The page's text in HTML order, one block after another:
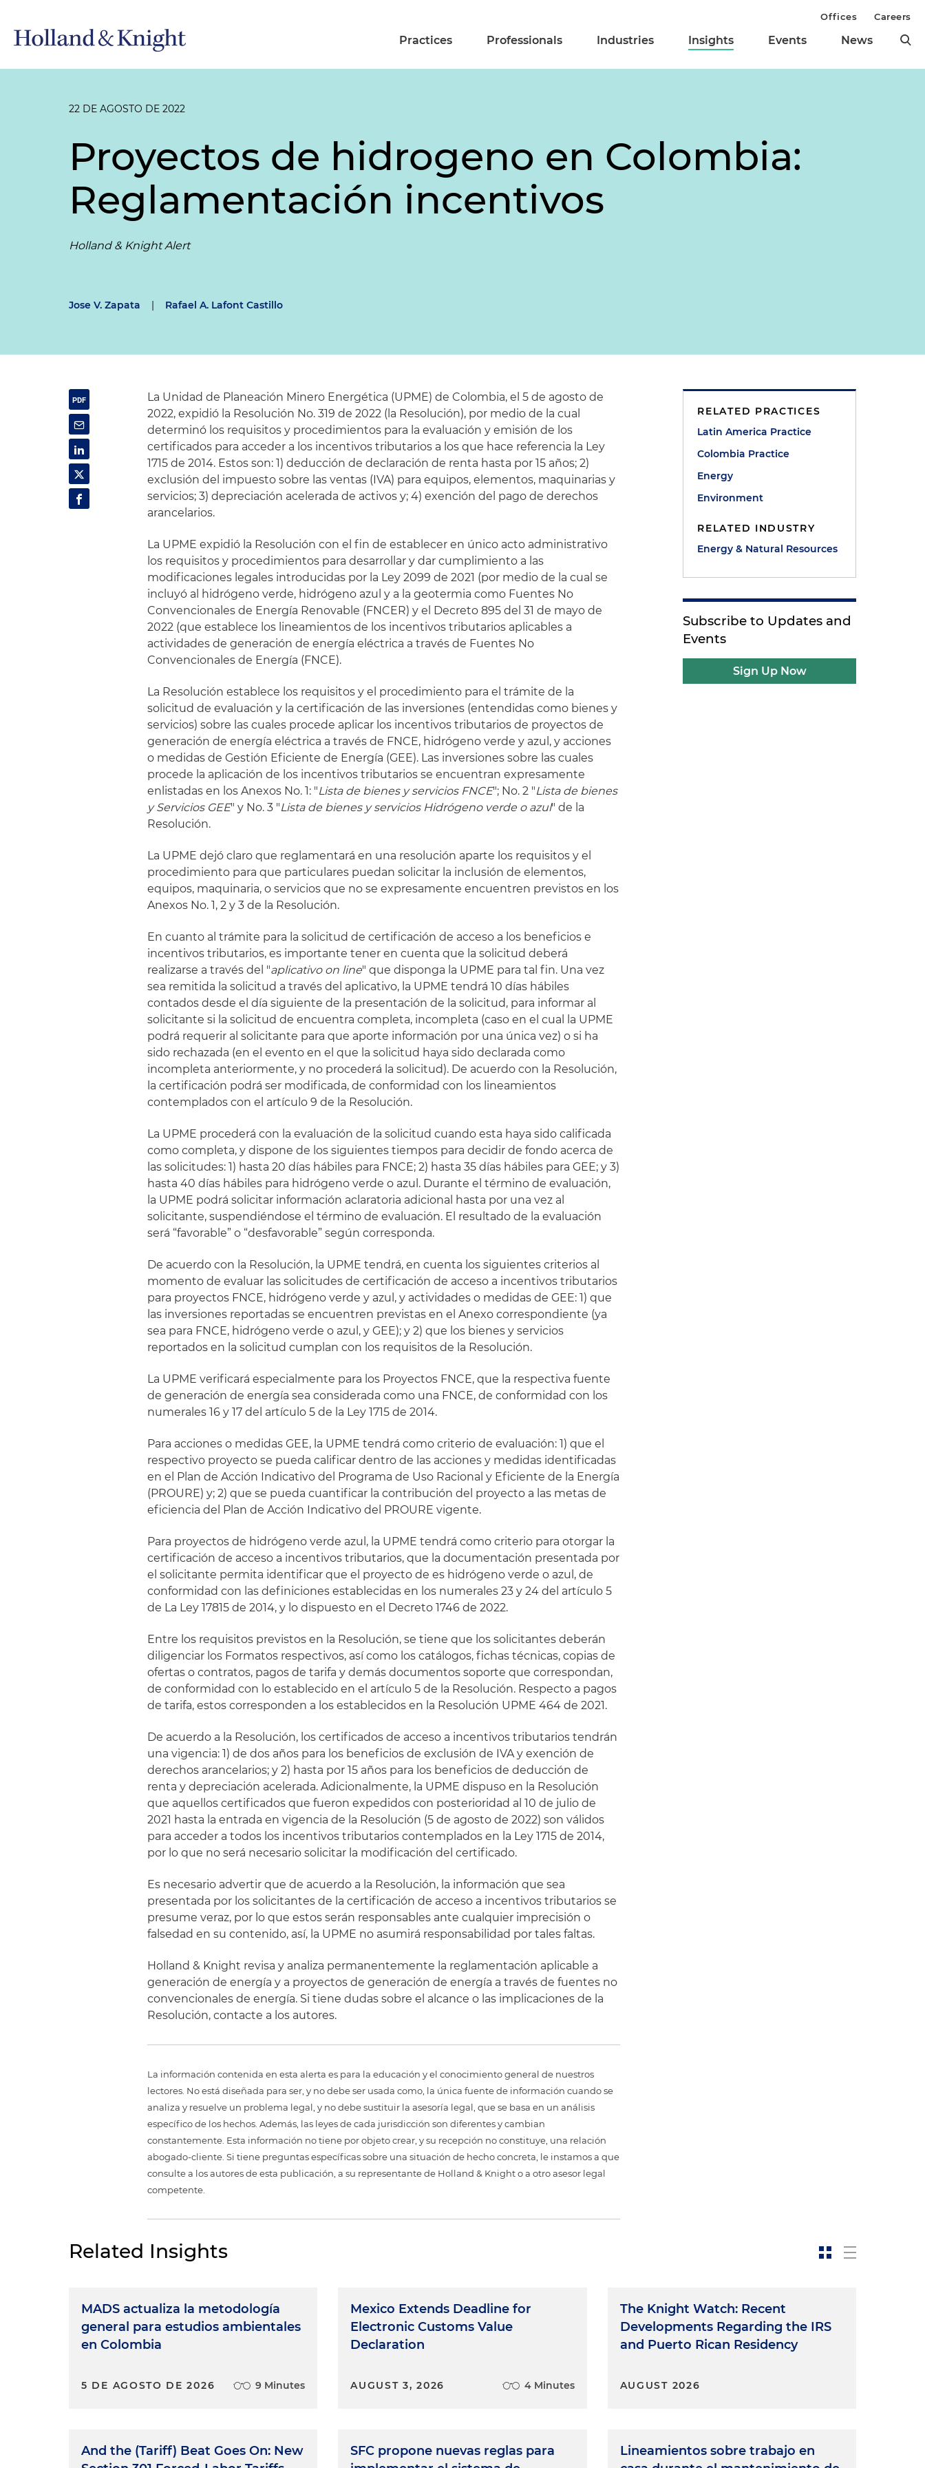
Practices Professionals Industries Insights Events News
Offices Careers
22 DE AGOSTO DE 2022
Proyectos de hidrogeno en Colombia:
Reglamentación incentivos
Holland & Knight Alert
Jose V. Zapata | Rafael A. Lafont Castillo
La Unidad de Planeación Minero Energética (UPME) de Colombia, el 5 de agosto de
2022, expidió la Resolución No. 319 de 2022 (la Resolución), por medio de la cual
determinó los requisitos y procedimientos para la evaluación y emisión de los
certificados para acceder a los incentivos tributarios a los que hace referencia la Ley
1715 de 2014. Estos son: 1) deducción de declaración de renta hasta por 15 años; 2)
exclusión del impuesto sobre las ventas (IVA) para equipos, elementos, maquinarias y
servicios; 3) depreciación acelerada de activos y; 4) exención del pago de derechos
arancelarios.
La UPME expidió la Resolución con el fin de establecer en único acto administrativo
los requisitos y procedimientos para desarrollar y dar cumplimiento a las
modificaciones legales introducidas por la Ley 2099 de 2021 (por medio de la cual se
incluyó al hidrógeno verde, hidrógeno azul y a la geotermia como Fuentes No
Convencionales de Energía Renovable (FNCER) y el Decreto 895 del 31 de mayo de
2022 (que establece los lineamientos de los incentivos tributarios aplicables a
actividades de generación de energía eléctrica a través de Fuentes No
Convencionales de Energía (FNCE).
La Resolución establece los requisitos y el procedimiento para el trámite de la
solicitud de evaluación y la certificación de las inversiones (entendidas como bienes y
servicios) sobre las cuales procede aplicar los incentivos tributarios de proyectos de
generación de energía eléctrica a través de FNCE, hidrógeno verde y azul, y acciones
o medidas de Gestión Eficiente de Energía (GEE). Las inversiones sobre las cuales
procede la aplicación de los incentivos tributarios se encuentran expresamente
enlistadas en los Anexos No. 1: "Lista de bienes y servicios FNCE"; No. 2 "Lista de bienes
y Servicios GEE" y No. 3 "Lista de bienes y servicios Hidrógeno verde o azul" de la
Resolución.
La UPME dejó claro que reglamentará en una resolución aparte los requisitos y el
procedimiento para que particulares puedan solicitar la inclusión de elementos,
equipos, maquinaria, o servicios que no se expresamente encuentren previstos en los
Anexos No. 1, 2 y 3 de la Resolución.
En cuanto al trámite para la solicitud de certificación de acceso a los beneficios e
incentivos tributarios, es importante tener en cuenta que la solicitud deberá
realizarse a través del "aplicativo on line" que disponga la UPME para tal fin. Una vez
sea remitida la solicitud a través del aplicativo, la UPME tendrá 10 días hábiles
contados desde el día siguiente de la presentación de la solicitud, para informar al
solicitante si la solicitud de encuentra completa, incompleta (caso en el cual la UPME
podrá requerir al solicitante para que aporte información por una única vez) o si ha
sido rechazada (en el evento en el que la solicitud haya sido declarada como
incompleta anteriormente, y no procederá la solicitud). De acuerdo con la Resolución,
la certificación podrá ser modificada, de conformidad con los lineamientos
contemplados con el artículo 9 de la Resolución.
La UPME procederá con la evaluación de la solicitud cuando esta haya sido calificada
como completa, y dispone de los siguientes tiempos para decidir de fondo acerca de
las solicitudes: 1) hasta 20 días hábiles para FNCE; 2) hasta 35 días hábiles para GEE; y 3)
hasta 40 días hábiles para hidrógeno verde o azul. Durante el término de evaluación,
la UPME podrá solicitar información aclaratoria adicional hasta por una vez al
solicitante, suspendiéndose el término de evaluación. El resultado de la evaluación
será “favorable” o “desfavorable” según corresponda.
De acuerdo con la Resolución, la UPME tendrá, en cuenta los siguientes criterios al
momento de evaluar las solicitudes de certificación de acceso a incentivos tributarios
para proyectos FNCE, hidrógeno verde y azul, y actividades o medidas de GEE: 1) que
las inversiones reportadas se encuentren previstas en el Anexo correspondiente (ya
sea para FNCE, hidrógeno verde o azul, y GEE); y 2) que los bienes y servicios
reportados en la solicitud cumplan con los requisitos de la Resolución.
La UPME verificará especialmente para los Proyectos FNCE, que la respectiva fuente
de generación de energía sea considerada como una FNCE, de conformidad con los
numerales 16 y 17 del artículo 5 de la Ley 1715 de 2014.
Para acciones o medidas GEE, la UPME tendrá como criterio de evaluación: 1) que el
respectivo proyecto se pueda calificar dentro de las acciones y medidas identificadas
en el Plan de Acción Indicativo del Programa de Uso Racional y Eficiente de la Energía
(PROURE) y; 2) que se pueda cuantificar la contribución del proyecto a las metas de
eficiencia del Plan de Acción Indicativo del PROURE vigente.
Para proyectos de hidrógeno verde azul, la UPME tendrá como criterio para otorgar la
certificación de acceso a incentivos tributarios, que la documentación presentada por
el solicitante permita identificar que el proyecto de es hidrógeno verde o azul, de
conformidad con las definiciones establecidas en los numerales 23 y 24 del artículo 5
de La Ley 17815 de 2014, y lo dispuesto en el Decreto 1746 de 2022.
Entre los requisitos previstos en la Resolución, se tiene que los solicitantes deberán
diligenciar los Formatos respectivos, así como los catálogos, fichas técnicas, copias de
ofertas o contratos, pagos de tarifa y demás documentos soporte que correspondan,
de conformidad con lo establecido en el artículo 5 de la Resolución. Respecto a pagos
de tarifa, estos corresponden a los establecidos en la Resolución UPME 464 de 2021.
De acuerdo a la Resolución, los certificados de acceso a incentivos tributarios tendrán
una vigencia: 1) de dos años para los beneficios de exclusión de IVA y exención de
derechos arancelarios; y 2) hasta por 15 años para los beneficios de deducción de
renta y depreciación acelerada. Adicionalmente, la UPME dispuso en la Resolución
que aquellos certificados que fueron expedidos con posterioridad al 10 de julio de
2021 hasta la entrada en vigencia de la Resolución (5 de agosto de 2022) son válidos
para acceder a todos los incentivos tributarios contemplados en la Ley 1715 de 2014,
por lo que no será necesario solicitar la modificación del certificado.
Es necesario advertir que de acuerdo a la Resolución, la información que sea
presentada por los solicitantes de la certificación de acceso a incentivos tributarios se
presume veraz, por lo que estos serán responsables ante cualquier imprecisión o
falsedad en su contenido, así, la UPME no asumirá responsabilidad por tales faltas.
Holland & Knight revisa y analiza permanentemente la reglamentación aplicable a
generación de energía y a proyectos de generación de energía a través de fuentes no
convencionales de energía. Si tiene dudas sobre el alcance o las implicaciones de la
Resolución, contacte a los autores.
La información contenida en esta alerta es para la educación y el conocimiento general de nuestros
lectores. No está diseñada para ser, y no debe ser usada como, la única fuente de información cuando se
analiza y resuelve un problema legal, y no debe sustituir la asesoría legal, que se basa en un análisis
específico de los hechos. Además, las leyes de cada jurisdicción son diferentes y cambian
constantemente. Esta información no tiene por objeto crear, y su recepción no constituye, una relación
abogado-cliente. Si tiene preguntas específicas sobre una situación de hecho concreta, le instamos a que
consulte a los autores de esta publicación, a su representante de Holland & Knight o a otro asesor legal
competente.
RELATED PRACTICES
Latin America Practice
Colombia Practice
Energy
Environment
RELATED INDUSTRY
Energy & Natural Resources
Subscribe to Updates and
Events
Sign Up Now
Related Insights
MADS actualiza la metodología
general para estudios ambientales
en Colombia
5 DE AGOSTO DE 2026 9 Minutes
And the (Tariff) Beat Goes On: New
Mexico Extends Deadline for
Electronic Customs Value
Declaration
AUGUST 3, 2026 4 Minutes
SFC propone nuevas reglas para
The Knight Watch: Recent
Developments Regarding the IRS
and Puerto Rican Residency
AUGUST 2026
Lineamientos sobre trabajo en